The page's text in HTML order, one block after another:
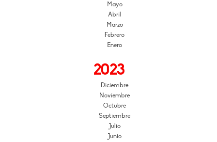
Mayo
Abril
Marzo
Febrero
Enero
2023
Diciembre
Noviembre
Octubre
Septiembre
Julio
Junio